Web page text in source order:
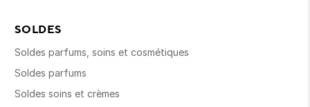
SOLDES
Soldes parfums, soins et cosmétiques
Soldes parfums
Soldes soins et crèmes